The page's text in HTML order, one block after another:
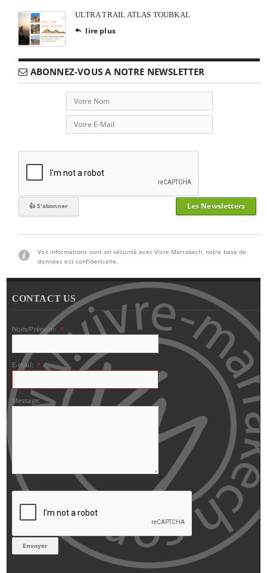
ULTRA TRAIL ATLAS TOUBKAL
 lire plus
ABONNEZ-VOUS A NOTRE NEWSLETTER
Les Newsletters
Vos informations sont en sécurité avec Vivre Marrakech, notre base de
données est confidentielle.
CONTACT US
Nom/Prénom: *
E-mail: *
Message: